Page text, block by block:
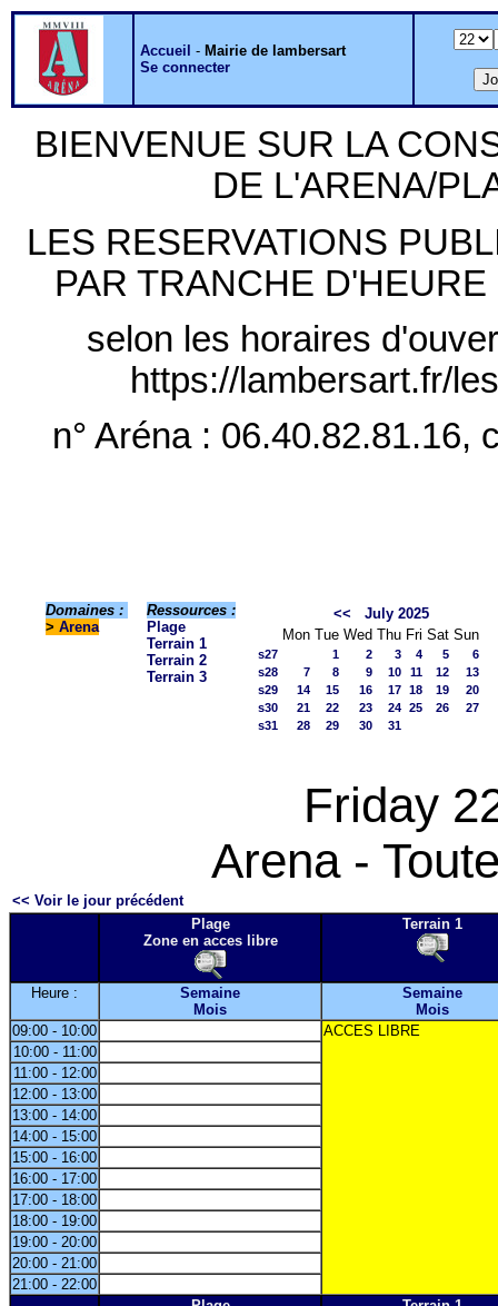
Accueil - Mairie de lambersart
Se connecter
BIENVENUE SUR LA
DE L'ARENA/
LES RESERVATIONS
PAR TRANCHE
selon les horaires
https://lambersart.fr/
n° Aréna : 06.40.82.81.16,
Domaines :
> Arena
Ressources :
Plage
Terrain 1
Terrain 2
Terrain 3
<<
July 2025
Mon Tue Wed Thu Fri Sat Sun
s27 1 2 3 4 5
6
s28
7 8 9 10 11 12
13
s29
14 15 16 17 18 19
20
s30
21 22 23 24 25 26
27
s31
28 29 30 31
Friday
Arena -
<< Voir le jour précédent
Plage
Zone en acces libre
Terrain 1
Heure :
Semaine
Mois
Semaine
Mois
09:00 - 10:00
ACCES LIBRE
10:00 - 11:00
11:00 - 12:00
12:00 - 13:00
13:00 - 14:00
14:00 - 15:00
15:00 - 16:00
16:00 - 17:00
17:00 - 18:00
18:00 - 19:00
19:00 - 20:00
20:00 - 21:00
21:00 - 22:00